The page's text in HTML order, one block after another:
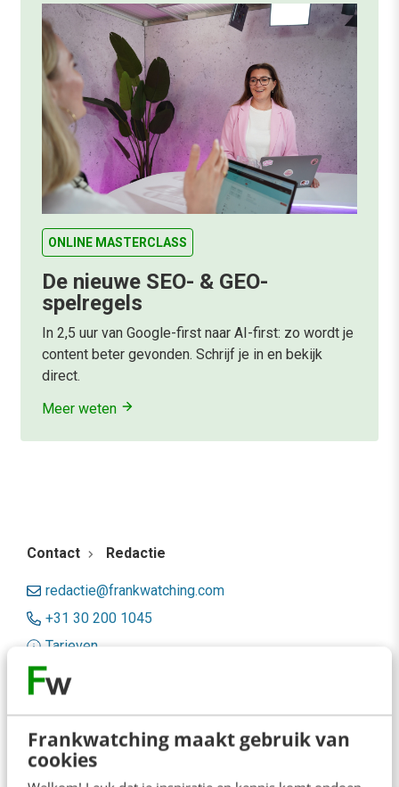
Frankwatching maakt gebruik van
cookies
ONLINE MASTERCLASS
De nieuwe SEO- & GEO-
spelregels
In 2,5 uur van Google-first naar AI-first: zo wordt je
content beter gevonden. Schrijf je in en bekijk
direct.
Meer weten
Contact Redactie
redactie@frankwatching.com
+31 30 200 1045
Tarieven
Meer contactopties
Frankwatching
Adverteren